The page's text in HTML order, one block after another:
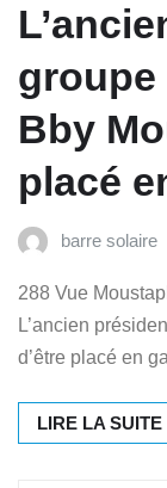
groupe
Bby
placé
barre solaire
288 Vue
L’ancien
d’être placé en
LIRE LA SUITE